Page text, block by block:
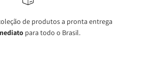
de produtos a pronta entrega
para todo o Brasil.